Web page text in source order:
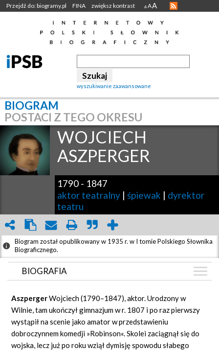
Przejdź do: biogramy.pl FINA zwiększ kontrast A AA
wyszukiwanie zaawansowane
BIOGRAM
POSTACI Z TEGO OKRESU
WOJCIECH
ASZPERGER
1790 - 1847
aktor teatralny | śpiewak | dyrektor
teatru
Biogram został opublikowany w 1935 r. w I tomie Polskiego Słownika
Biograficznego.
BIOGRAFIA
ZDJĘCIA (2)
GRAF POWIĄZAŃ
DYSKUSJA
AszpergerWojciech (1790–1847), aktor. Urodzony w
Wilnie, tam ukończył gimnazjum w r. 1807 i po raz pierwszy
wystąpił na scenie jako amator w przedstawieniu
dobroczynnem komedji »Robinson«. Skolei zaciągnął się do
wojska, lecz już po roku wziął dymisję spowodu słabego